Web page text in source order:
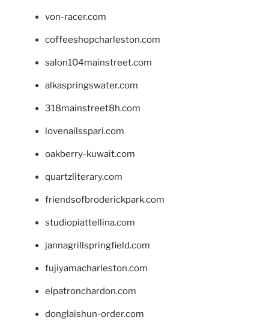
von-racer.com
coffeeshopcharleston.com
salon104mainstreet.com
alkaspringswater.com
318mainstreet8h.com
lovenailsspari.com
oakberry-kuwait.com
quartzliterary.com
friendsofbroderickpark.com
studiopiattellina.com
jannagrillspringfield.com
fujiyamacharleston.com
elpatronchardon.com
donglaishun-order.com